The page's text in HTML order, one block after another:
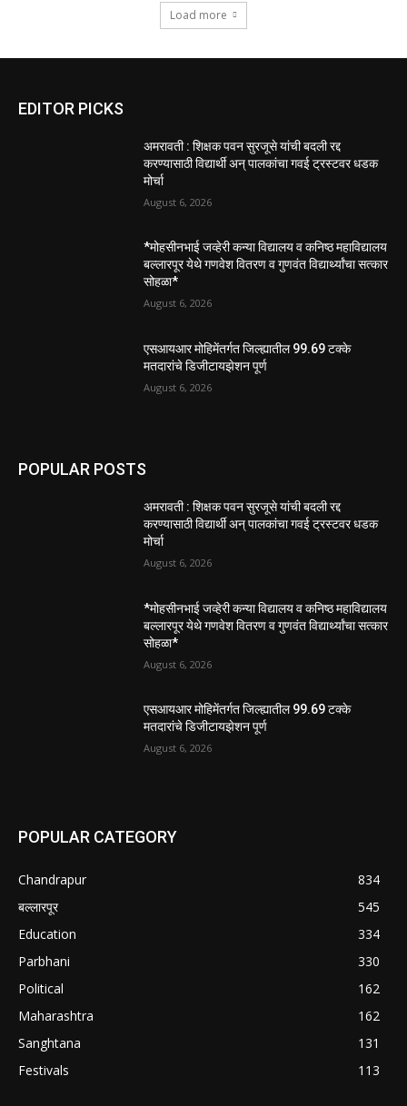
Load more
EDITOR PICKS
अमरावती : शिक्षक पवन सुरजूसे यांची बदली रद्द
करण्यासाठी विद्यार्थी अन् पालकांचा गवई ट्रस्टवर धडक
मोर्चा
August 6, 2026
*मोहसीनभाई जव्हेरी कन्या विद्यालय व कनिष्ठ महाविद्यालय
बल्लारपूर येथे गणवेश वितरण व गुणवंत विद्यार्थ्यांचा सत्कार
सोहळा*
August 6, 2026
एसआयआर मोहिमेंतर्गत जिल्ह्यातील 99.69 टक्के
मतदारांचे डिजीटायझेशन पूर्ण
August 6, 2026
POPULAR POSTS
अमरावती : शिक्षक पवन सुरजूसे यांची बदली रद्द
करण्यासाठी विद्यार्थी अन् पालकांचा गवई ट्रस्टवर धडक
मोर्चा
August 6, 2026
*मोहसीनभाई जव्हेरी कन्या विद्यालय व कनिष्ठ महाविद्यालय
बल्लारपूर येथे गणवेश वितरण व गुणवंत विद्यार्थ्यांचा सत्कार
सोहळा*
August 6, 2026
एसआयआर मोहिमेंतर्गत जिल्ह्यातील 99.69 टक्के
मतदारांचे डिजीटायझेशन पूर्ण
August 6, 2026
POPULAR CATEGORY
Chandrapur
834
बल्लारपूर
545
Education
334
Parbhani
330
Political
162
Maharashtra
162
Sanghtana
131
Festivals
113